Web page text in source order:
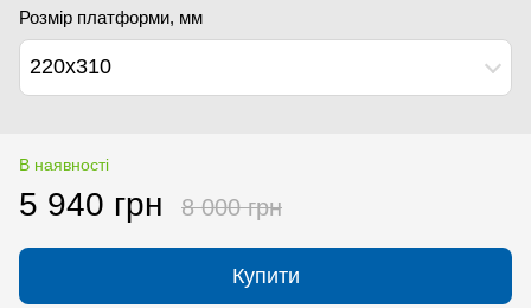
Розмір платформи, мм
220х310
В наявності
5 940 грн 8 000 грн
Купити